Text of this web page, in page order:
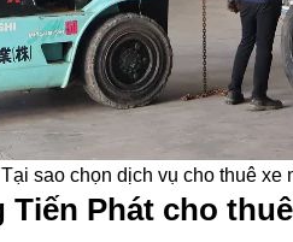
Tại sao chọn dịch vụ cho thuê xe
Tiến Phát cho